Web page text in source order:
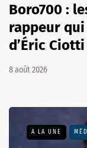
Boro700 :
rappeur
d’Éric
8 août 2026
A LA UNE